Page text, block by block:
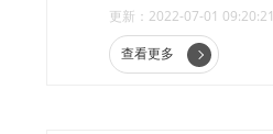
更新：2022-07-01 09:20:21
查看更多